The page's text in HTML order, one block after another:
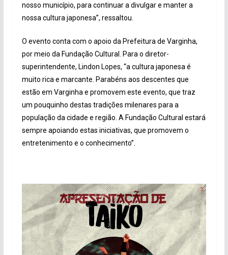
nosso município, para continuar a divulgar e manter a
nossa cultura japonesa”, ressaltou.
O evento conta com o apoio da Prefeitura de Varginha,
por meio da Fundação Cultural. Para o diretor-
superintendente, Lindon Lopes, “a cultura japonesa é
muito rica e marcante. Parabéns aos descentes que
estão em Varginha e promovem este evento, que traz
um pouquinho destas tradições milenares para a
população da cidade e região. A Fundação Cultural estará
sempre apoiando estas iniciativas, que promovem o
entretenimento e o conhecimento”.